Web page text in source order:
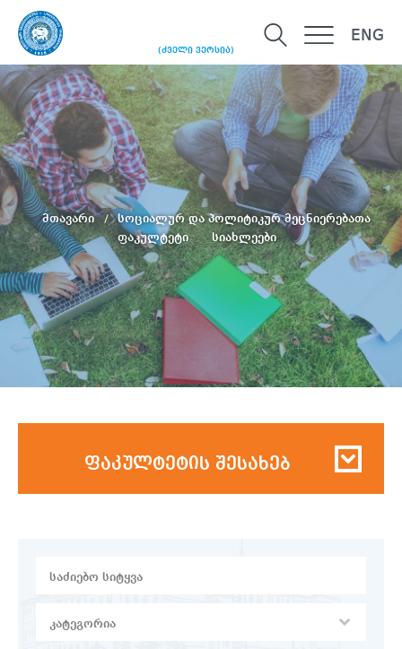
(ძველი ვერსია)
ENG
მთავარი
სოციალურ და პოლიტიკურ მეცნიერებათა
ფაკულტეტი
სიახლეები
ფაკულტეტის შესახებ